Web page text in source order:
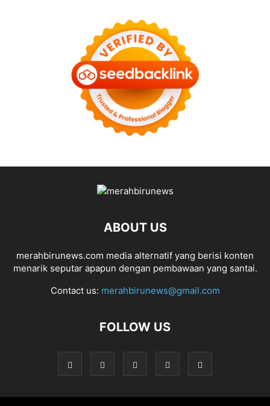
ABOUT US
merahbirunews.com media alternatif yang berisi konten
menarik seputar apapun dengan pembawaan yang santai.
Contact us: merahbirunews@gmail.com
FOLLOW US